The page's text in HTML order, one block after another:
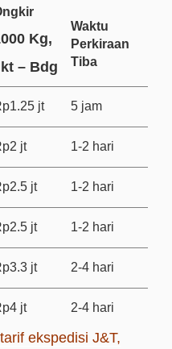
Kg,
– Bdg
Waktu
Perkiraan
Tiba
jt 5 jam
jt 1-2 hari
jt 1-2 hari
jt 1-2 hari
jt 2-4 hari
jt 2-4 hari
ekspedisi J&T,